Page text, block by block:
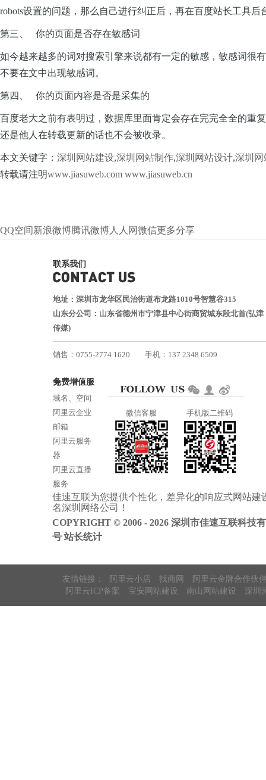
robots设置的问题，那么自己进行纠正后，再在百度站长工具
第三、 你的页面是否存在敏感词
如今越来越多的词对搜索引擎来说都有一定的敏感，敏感词很
不要在文中出现敏感词。
第四、 你的页面内容是否是采集的
百度老大之前有表明过，数据库里面肯定会存在完完全全的重
还是他人在转载更新的话也不会被收录。
本文关键字： 深圳网站建设,深圳网站制作,深圳网站设计,深圳网
转载请注明www.jiasuweb.com www.jiasuweb.cn
QQ空间新浪微博腾讯微博 人人网微信更多分享
联系我们
地址：深圳市龙华区民治街道布龙路1010号智慧谷315
山东分公司：山东省德州市宁津县中心街商贸城东段北首(弘津
传媒)
销售：0755-2774 1620
手机：137 2348 6509
邮箱：services@jiasuweb.com
免费增值服务
域名、空间
阿里云企业
邮箱
阿里云服务
器
阿里云直播
服务
阿里云ICP备
案
微信客服 手机版二维码
佳速互联为您提供个性化，差异化的响应式网站建
名深圳网络公司
！
COPYRIGHT © 2006 - 2026 深圳市佳速互联科技
号 站长统计
友情链接： 阿里云小店 找商网
阿里云金牌合作伙
阿里云ICP备案
宝安网站建设 南山网站建设 深圳